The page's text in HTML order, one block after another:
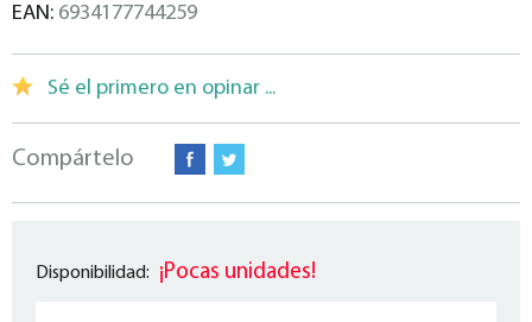
EAN: 6934177744259
Sé el primero en opinar ...
Compártelo
Disponibilidad: ¡Pocas unidades!